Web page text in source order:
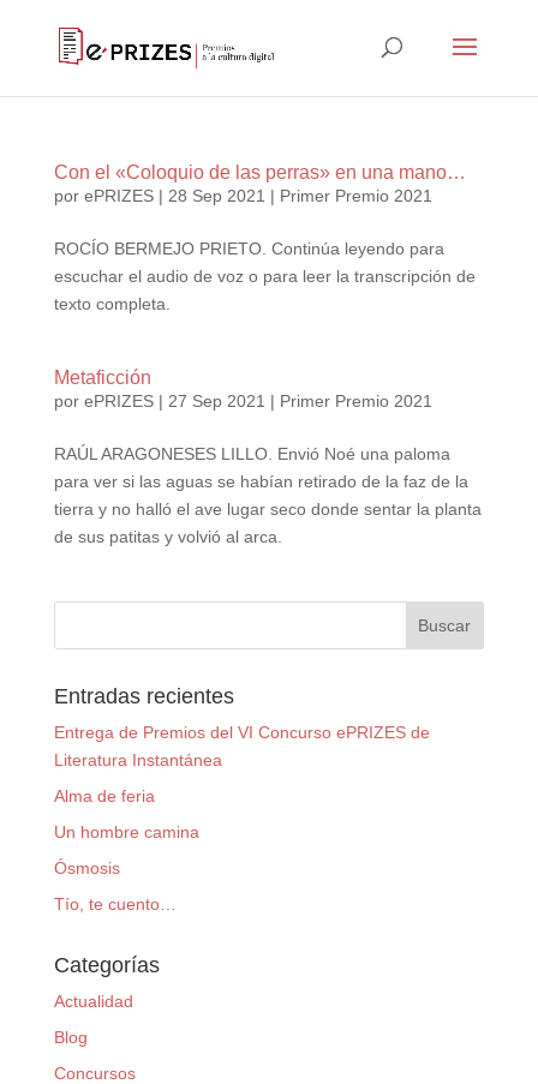
Con el «Coloquio de las perras» en una mano…
por ePRIZES| 28 Sep 2021 | Primer Premio 2021
ROCÍO BERMEJO PRIETO. Continúa leyendo para
escuchar el audio de voz o para leer la transcripción de
texto completa.
Metaficción
por ePRIZES| 27 Sep 2021 | Primer Premio 2021
RAÚL ARAGONESES LILLO. Envió Noé una paloma
para ver si las aguas se habían retirado de la faz de la
tierra y no halló el ave lugar seco donde sentar la planta
de sus patitas y volvió al arca.
Entradas recientes
Entrega de Premios del VI Concurso ePRIZES de
Literatura Instantánea
Alma de feria
Un hombre camina
Ósmosis
Tío, te cuento…
Categorías
Actualidad
Blog
Concursos